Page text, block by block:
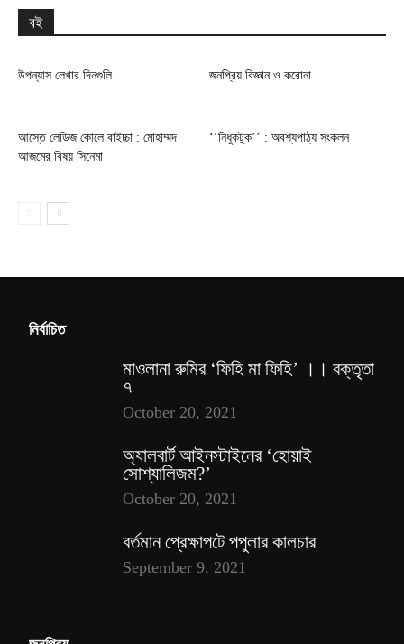
বই
উপন্যাস লেখার দিনগুলি জনপ্রিয় বিজ্ঞান ও করোনা
আস্তে লেডিজ কোলে বাইচ্চা : মোহাম্মদ
আজমের বিষয় সিনেমা
‘‘নিধুকটুক’’ : অবশ্যপাঠ্য সংকলন
নির্বাচিত
মাওলানা রুমির ‘ফিহি মা ফিহি’ ।। বক্তৃতা
৭
October 20, 2021
অ্যালবার্ট আইনস্টাইনের ‘হোয়াই
সোশ্যালিজম?’
October 20, 2021
বর্তমান প্রেক্ষাপটে পপুলার কালচার
September 9, 2021